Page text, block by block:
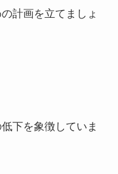
計画を立てましょ
下を象徴していま